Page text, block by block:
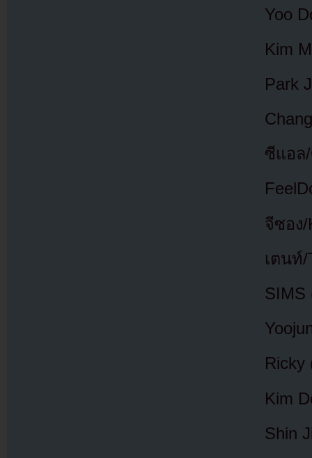
Yoo
Kim
Park
ซีแอล/
จีซอง/
เตนท์/
SIMS
Ricky
Kim
Shin